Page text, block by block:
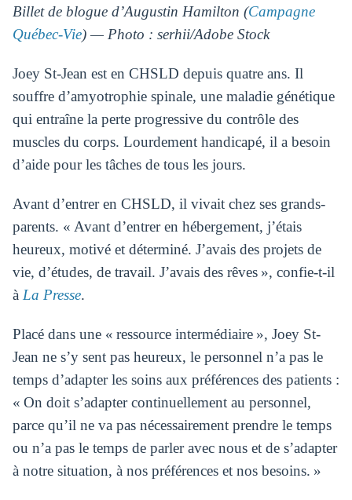
Billet de blogue d’Augustin Hamilton (Campagne
Québec-Vie) — Photo : serhii/Adobe Stock
Joey St-Jean est en CHSLD depuis quatre ans. Il
souffre d’amyotrophie spinale, une maladie génétique
qui entraîne la perte progressive du contrôle des
muscles du corps. Lourdement handicapé, il a besoin
d’aide pour les tâches de tous les jours.
Avant d’entrer en CHSLD, il vivait chez ses grands-
parents. « Avant d’entrer en hébergement, j’étais
heureux, motivé et déterminé. J’avais des projets de
vie, d’études, de travail. J’avais des rêves », confie-t-il
à La Presse.
Placé dans une « ressource intermédiaire », Joey St-
Jean ne s’y sent pas heureux, le personnel n’a pas le
temps d’adapter les soins aux préférences des patients :
« On doit s’adapter continuellement au personnel,
parce qu’il ne va pas nécessairement prendre le temps
ou n’a pas le temps de parler avec nous et de s’adapter
à notre situation, à nos préférences et nos besoins. »